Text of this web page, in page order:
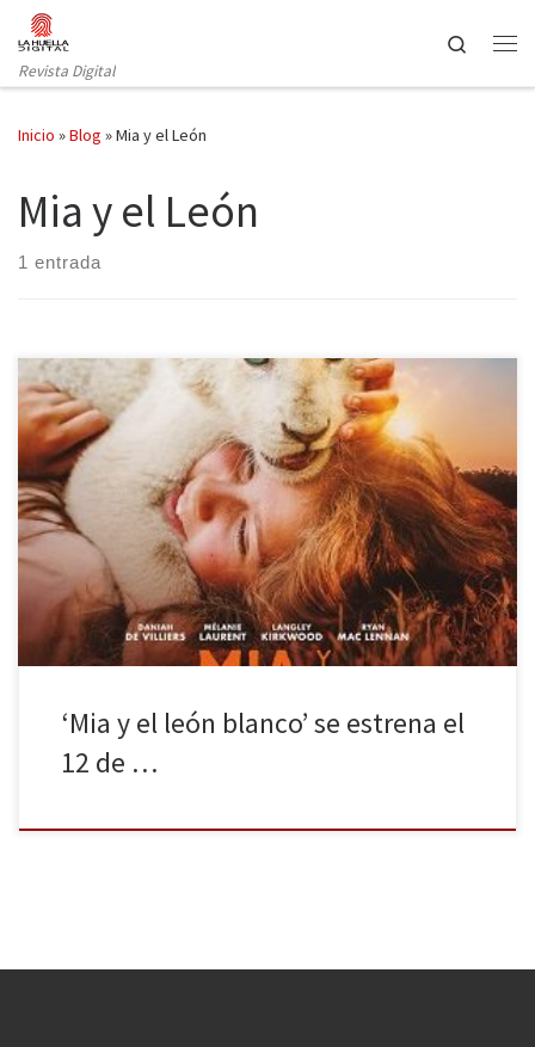
Saltar al contenido
Revista Digital
Search
Inicio »Blog »Mia y el León
Mia y el León
1 entrada
La película se ha estrenado con éxito en toda Europa, superando
en Francia los 1,4 millones de espectadores y en Italia alcanzó los
5,6 millones de euros de recaudación. El éxito se ha repetido
además en otros territorios como Alemania, Bélgica y Suiza. En
nuestro país se estrenará el 12 de […]
‘Mia y el león blanco’ se estrena el
12 de …